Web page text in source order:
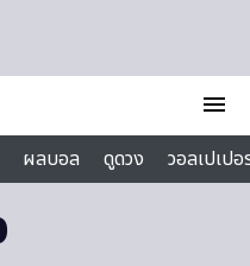
menu
ผลบอล ดูดวง
วอลเปเป